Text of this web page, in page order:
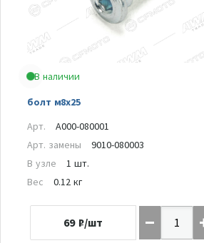
В наличии
болт м8х25
Арт.
A000-080001
Арт. замены
9010-080003
В узле
1 шт.
Вес
0.12 кг
69 ₽/шт